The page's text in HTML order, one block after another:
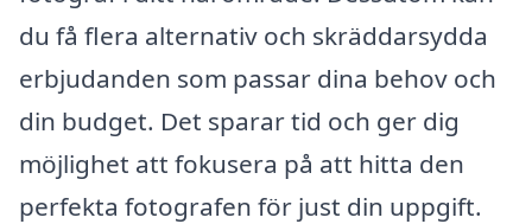
du få flera alternativ och skräddarsydda
erbjudanden som passar dina behov och
din budget. Det sparar tid och ger dig
möjlighet att fokusera på att hitta den
perfekta fotografen för just din uppgift.